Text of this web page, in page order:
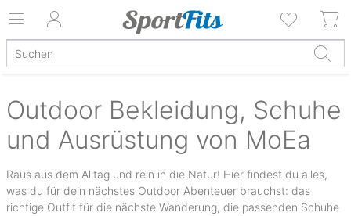
Outdoor Bekleidung, Schuhe
und Ausrüstung von MoEa
Raus aus dem Alltag und rein in die Natur! Hier findest du alles,
was du für dein nächstes Outdoor Abenteuer brauchst: das
richtige Outfit für die nächste Wanderung, die passenden Schuhe